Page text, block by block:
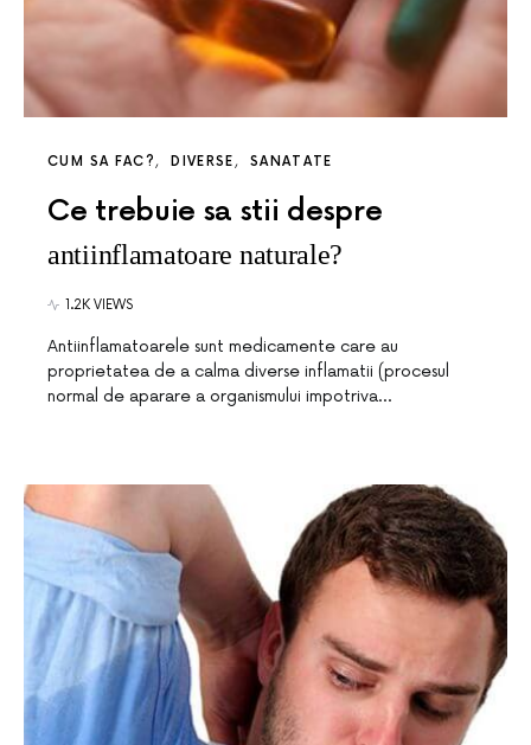
CUM SA FAC? DIVERSE SANATATE
Ce trebuie sa stii despre
antiinflamatoare naturale?
1.2K VIEWS
Antiinflamatoarele sunt medicamente care au
proprietatea de a calma diverse inflamatii (procesul
normal de aparare a organismului impotriva…